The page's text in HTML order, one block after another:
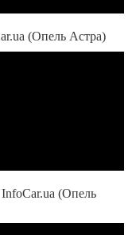
(Опель Астра)
(Опель